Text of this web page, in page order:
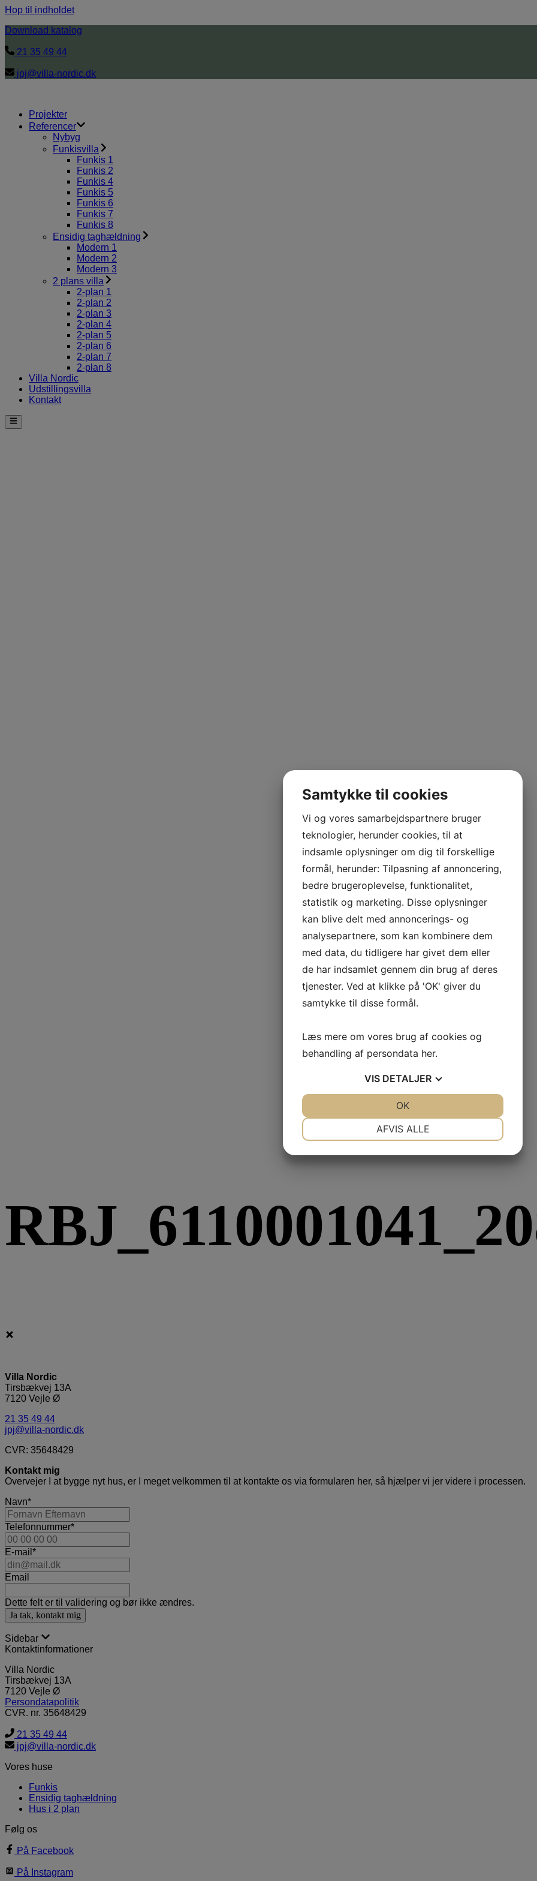
Hop til indholdet
Download katalog
21 35 49 44
jpj@villa-nordic.dk
Projekter
Referencer
Nybyg
Funkisvilla
Funkis 1
Funkis 2
Funkis 4
Funkis 5
Funkis 6
Funkis 7
Funkis 8
Ensidig taghældning
Modern 1
Modern 2
Modern 3
2 plans villa
2-plan 1
2-plan 2
2-plan 3
2-plan 4
2-plan 5
2-plan 6
2-plan 7
2-plan 8
Villa Nordic
Udstillingsvilla
Kontakt
Villa Nordic
Tirsbækvej 13A
7120 Vejle Ø
21 35 49 44
jpj@villa-nordic.dk
CVR: 35648429
Kontakt mig
Overvejer I at bygge nyt hus, er I meget velkommen til at kontakte os via formularen her, så hjælper vi jer videre i processen.
Navn*
Telefonnummer*
E-mail *
Email
Dette felt er til validering og bør ikke ændres.
Sidebar
Kontaktinformationer
Villa Nordic
Tirsbækvej 13A
7120 Vejle Ø
Persondatapolitik
CVR. nr. 35648429
21 35 49 44
jpj@villa-nordic.dk
Vores huse
Funkis
Ensidig taghældning
Hus i 2 plan
Følg os
På Facebook
På Instagram
Samtykke til cookies
Vi og vores samarbejdspartnere bruger
teknologier, herunder cookies, til at
indsamle oplysninger om dig til forskellige
formål, herunder: Tilpasning af annoncering,
bedre brugeroplevelse, funktionalitet,
statistik og marketing. Disse oplysninger
kan blive delt med annoncerings- og
analysepartnere, som kan kombinere dem
med data, du tidligere har givet dem eller
de har indsamlet gennem din brug af deres
tjenester. Ved at klikke på 'OK' giver du
samtykke til disse formål.
Læs mere om vores brug af cookies og
behandling af persondata her.
VIS DETALJER
AFVIS ALLE
OK